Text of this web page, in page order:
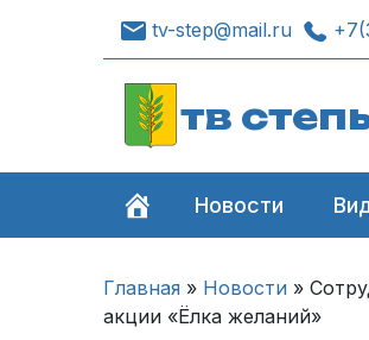
tv-step@mail.ru
тв
Новости
Главная » Новости »
акции «Ёлка желаний»